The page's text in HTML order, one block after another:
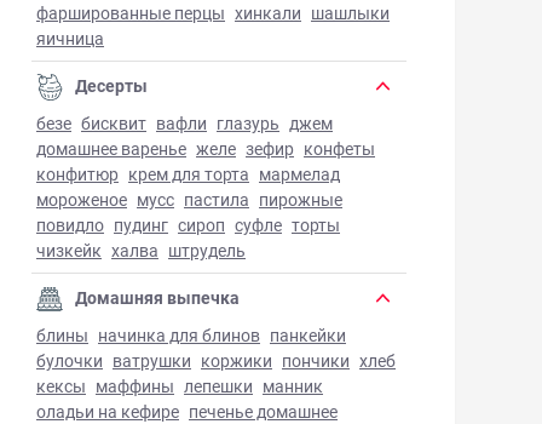
фаршированные перцы хинкали шашлыки
яичница
Десерты
безе бисквит вафли глазурь джем
домашнее варенье желе зефир конфеты
конфитюр крем для торта мармелад
мороженое мусс пастила пирожные
повидло пудинг сироп суфле торты
чизкейк халва штрудель
Домашняя выпечка
блины начинка для блинов панкейки
булочки ватрушки коржики пончики хлеб
кексы маффины лепешки манник
оладьи на кефире печенье домашнее